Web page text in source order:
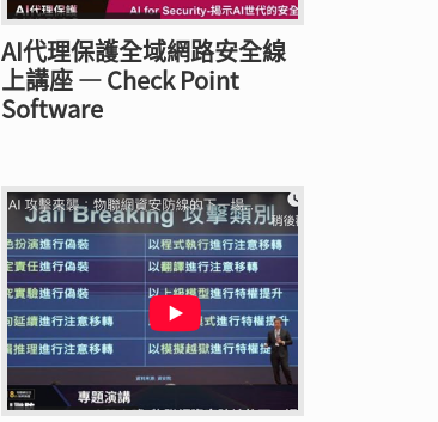
AI代理保護全域網路安全線
上講座 — Check Point
Software